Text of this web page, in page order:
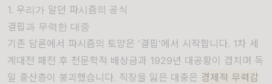
1. 우리가 알던 파시즘의 공식
결핍과 무력한 대중
기존 담론에서 파시즘의 토양은 '결핍'에서 시작합니다. 1차 세
계대전 패전 후 천문학적 배상금과 1929년 대공황이 겹치며 독
일 중산층이 붕괴했습니다. 직장을 잃은 대중은 경제적 무력감